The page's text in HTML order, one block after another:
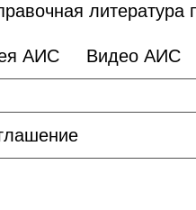
АИС Видео АИС